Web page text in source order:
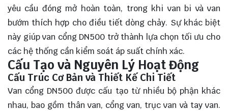
yêu cầu đóng mở hoàn toàn, trong khi van bi và van
bướm thích hợp cho điều tiết dòng chảy. Sự khác biệt
này giúp van cổng DN500 trở thành lựa chọn tối ưu cho
các hệ thống cần kiểm soát áp suất chính xác.
Cấu Tạo và Nguyên Lý Hoạt Động
Cấu Trúc Cơ Bản và Thiết Kế Chi Tiết
Van cổng DN500 được cấu tạo từ nhiều bộ phận khác
nhau, bao gồm thân van, cổng van, trục van và tay van.